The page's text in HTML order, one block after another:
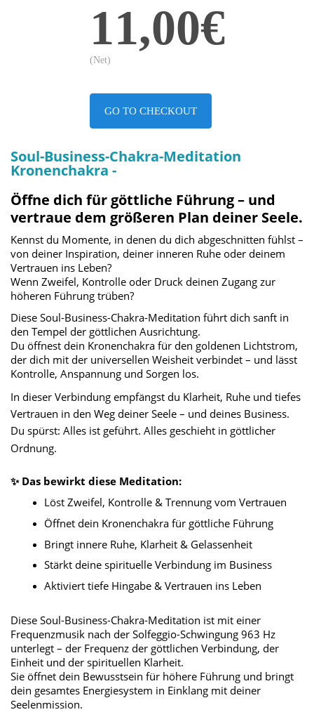
11,00€
(Net)
GO TO CHECKOUT
Soul-Business-Chakra-Meditation
Kronenchakra -
Öffne dich für göttliche Führung – und
vertraue dem größeren Plan deiner Seele.
Kennst du Momente, in denen du dich abgeschnitten fühlst –
von deiner Inspiration, deiner inneren Ruhe oder deinem
Vertrauen ins Leben?
Wenn Zweifel, Kontrolle oder Druck deinen Zugang zur
höheren Führung trüben?
Diese Soul-Business-Chakra-Meditation führt dich sanft in
den Tempel der göttlichen Ausrichtung.
Du öffnest dein Kronenchakra für den goldenen Lichtstrom,
der dich mit der universellen Weisheit verbindet – und lässt
Kontrolle, Anspannung und Sorgen los.
In dieser Verbindung empfängst du Klarheit, Ruhe und tiefes
Vertrauen in den Weg deiner Seele – und deines Business.
Du spürst: Alles ist geführt. Alles geschieht in göttlicher
Ordnung.
✨ Das bewirkt diese Meditation:
Löst Zweifel, Kontrolle & Trennung vom Vertrauen
Öffnet dein Kronenchakra für göttliche Führung
Bringt innere Ruhe, Klarheit & Gelassenheit
Stärkt deine spirituelle Verbindung im Business
Aktiviert tiefe Hingabe & Vertrauen ins Leben
Diese Soul-Business-Chakra-Meditation ist mit einer
Frequenzmusik nach der Solfeggio-Schwingung 963 Hz
unterlegt – der Frequenz der göttlichen Verbindung, der
Einheit und der spirituellen Klarheit.
Sie öffnet dein Bewusstsein für höhere Führung und bringt
dein gesamtes Energiesystem in Einklang mit deiner
Seelenmission.